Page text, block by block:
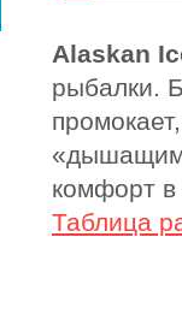
Alaskan
рыбалки.
комфорт
Таблица